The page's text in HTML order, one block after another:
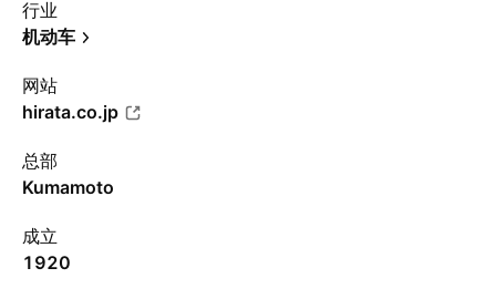
行业
机动车
网站
hirata.co.jp
总部
Kumamoto
成立
1920